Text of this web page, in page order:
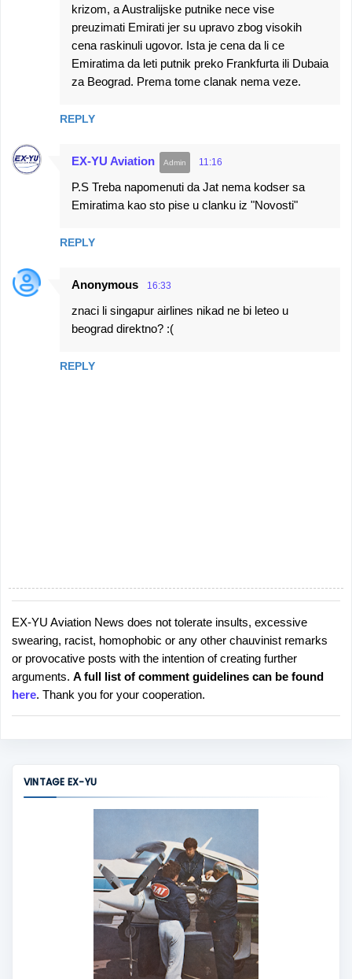
krizom, a Australijske putnike nece vise
preuzimati Emirati jer su upravo zbog visokih
cena raskinuli ugovor. Ista je cena da li ce
Emiratima da leti putnik preko Frankfurta ili Dubaia
za Beograd. Prema tome clanak nema veze.
REPLY
EX-YU Aviation 11:16
P.S Treba napomenuti da Jat nema kodser sa
Emiratima kao sto pise u clanku iz "Novosti"
REPLY
Anonymous 16:33
znaci li singapur airlines nikad ne bi leteo u
beograd direktno? :(
REPLY
P
o
s
t
a
C
EX-YU Aviation News does not tolerate insults, excessive
swearing, racist, homophobic or any other chauvinist remarks
or provocative posts with the intention of creating further
arguments. A full list of comment guidelines can be found
here. Thank you for your cooperation.
VINTAGE EX-YU